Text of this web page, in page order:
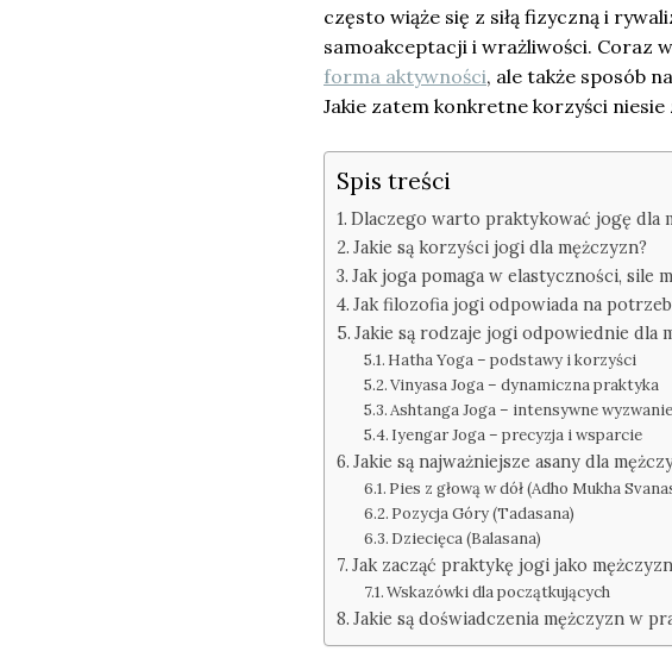
często wiąże się z siłą fizyczną i
samoakceptacji i wrażliwości. Coraz
forma aktywności, ale także sposób
Jakie zatem konkretne korzyści
Spis treści
Dlaczego warto praktykować jogę dla
Jakie są korzyści jogi dla mężczyzn?
Jak joga pomaga w elastyczności, sile
Jak filozofia jogi odpowiada na
Jakie są rodzaje jogi odpowiednie dla
Hatha Yoga – podstawy i korzyści
Vinyasa Joga – dynamiczna praktyka
Ashtanga Joga – intensywne wyzwanie
Iyengar Joga – precyzja i wsparcie
Jakie są najważniejsze asany dla
Pies z głową w dół (Adho Mukha
Pozycja Góry (Tadasana)
Dziecięca (Balasana)
Jak zacząć praktykę jogi jako
Wskazówki dla początkujących
Jakie są doświadczenia mężczyzn w